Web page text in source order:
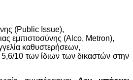
(Public Issue),
εμπιστοσύνης (Alco, Metron),
καθυστερήσεων,
5,6/10 των ίδιων των δικαστών στην